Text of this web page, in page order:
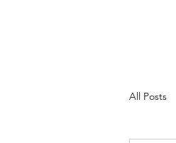
All Posts